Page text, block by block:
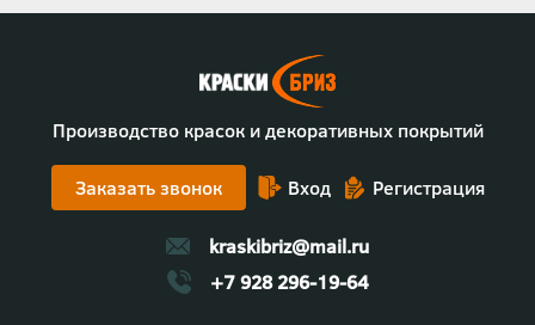
Производство красок и декоративных покрытий
Заказать звонок Вход Регистрация
kraskibriz@mail.ru
+7 928 296-19-64